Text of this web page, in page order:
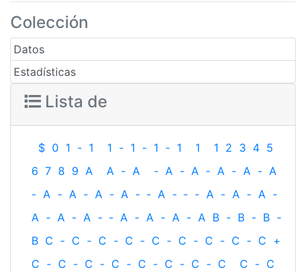
Colección
Datos
Estadísticas
Lista de
$ 0 1 - 1 1 - 1 - 1 - 1 1 1 2 3 4 5
6 7 8 9 A A - A - A - A - A - A - A
- A - A - A - A - ‐ A - ‐ - A - A - A -
A - A - A - ‐ A - A - A - A B - B - B -
B C - C - C - C - C - C - C - C - C +
C - C - C - C - C - C - C - C C - C